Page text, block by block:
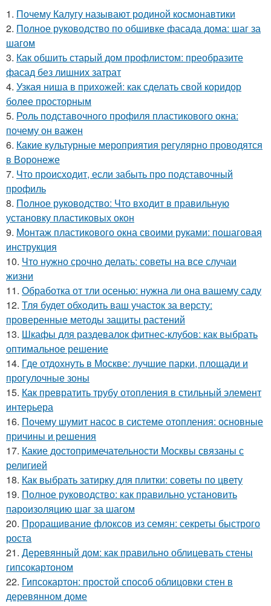
1. Почему Калугу называют родиной космонавтики
2. Полное руководство по обшивке фасада дома: шаг за
шагом
3. Как обшить старый дом профлистом: преобразите
фасад без лишних затрат
4. Узкая ниша в прихожей: как сделать свой коридор
более просторным
5. Роль подставочного профиля пластикового окна:
почему он важен
6. Какие культурные мероприятия регулярно проводятся
в Воронеже
7. Что происходит, если забыть про подставочный
профиль
8. Полное руководство: Что входит в правильную
установку пластиковых окон
9. Монтаж пластикового окна своими руками: пошаговая
инструкция
10. Что нужно срочно делать: советы на все случаи
жизни
11. Обработка от тли осенью: нужна ли она вашему саду
12. Тля будет обходить ваш участок за версту:
проверенные методы защиты растений
13. Шкафы для раздевалок фитнес-клубов: как выбрать
оптимальное решение
14. Где отдохнуть в Москве: лучшие парки, площади и
прогулочные зоны
15. Как превратить трубу отопления в стильный элемент
интерьера
16. Почему шумит насос в системе отопления: основные
причины и решения
17. Какие достопримечательности Москвы связаны с
религией
18. Как выбрать затирку для плитки: советы по цвету
19. Полное руководство: как правильно установить
пароизоляцию шаг за шагом
20. Проращивание флоксов из семян: секреты быстрого
роста
21. Деревянный дом: как правильно облицевать стены
гипсокартоном
22. Гипсокартон: простой способ облицовки стен в
деревянном доме